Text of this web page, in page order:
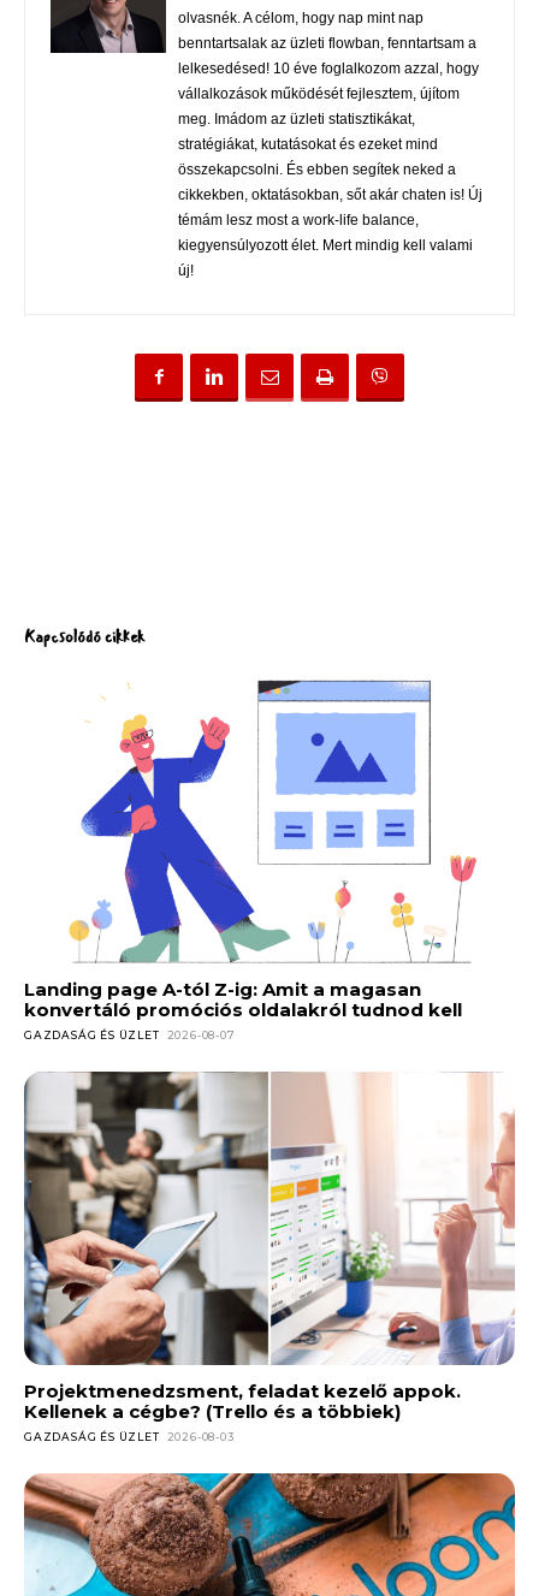
olvasnék. A célom, hogy nap mint nap
benntartsalak az üzleti flowban, fenntartsam a
lelkesedésed! 10 éve foglalkozom azzal, hogy
vállalkozások működését fejlesztem, újítom
meg. Imádom az üzleti statisztikákat,
stratégiákat, kutatásokat és ezeket mind
összekapcsolni. És ebben segítek neked a
cikkekben, oktatásokban, sőt akár chaten is! Új
témám lesz most a work-life balance,
kiegyensúlyozott élet. Mert mindig kell valami
új!
Kapcsolódó cikkek
Landing page A-tól Z-ig: Amit a magasan
konvertáló promóciós oldalakról tudnod kell
GAZDASÁG ÉS ÜZLET 2026-08-07
Projektmenedzsment, feladat kezelő appok.
Kellenek a cégbe? (Trello és a többiek)
GAZDASÁG ÉS ÜZLET 2026-08-03